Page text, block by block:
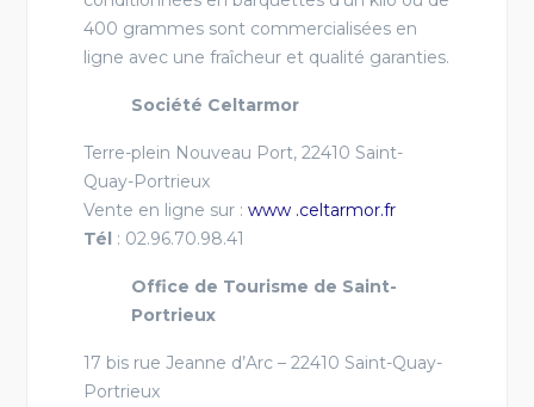
400 grammes sont commercialisées en
ligne avec une fraîcheur et qualité garanties.
Société Celtarmor
Terre-plein Nouveau Port, 22410 Saint-
Quay-Portrieux
Vente en ligne sur :www .celtarmor.fr
Tél : 02.96.70.98.41
Office de Tourisme de Saint-
Portrieux
17 bis rue Jeanne d’Arc –22410 Saint-Quay-
Portrieux